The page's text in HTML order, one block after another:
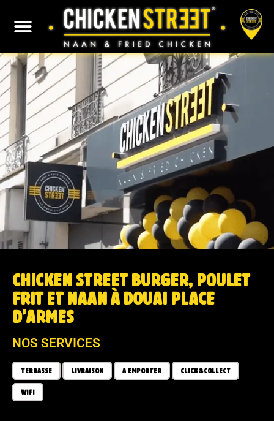
CHICKEN STREET BURGER, POULET
FRIT ET NAAN À DOUAI PLACE
D’ARMES
NOS SERVICES
TERRASSE LIVRAISON A EMPORTER CLICK&COLLECT
WIFI